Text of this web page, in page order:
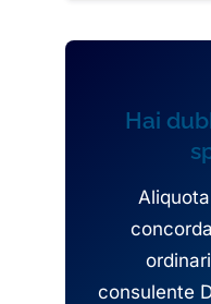
Hai
consulente